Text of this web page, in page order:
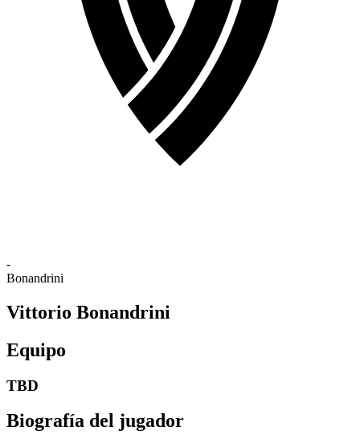
-
Bonandrini
Vittorio Bonandrini
Equipo
TBD
Biografía del jugador